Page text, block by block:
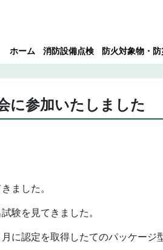
ホーム 消防設備点検 防火対象物・
に参加いたしました
ました。
験を見てきました。
に認定を取得したてのパッケージ